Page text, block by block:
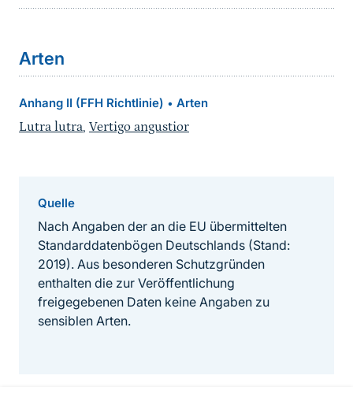
Arten
Anhang II (FFH Richtlinie) • Arten
Lutra lutra, Vertigo angustior
Quelle
Nach Angaben der an die EU übermittelten
Standarddatenbögen Deutschlands (Stand:
2019). Aus besonderen Schutzgründen
enthalten die zur Veröffentlichung
freigegebenen Daten keine Angaben zu
sensiblen Arten.